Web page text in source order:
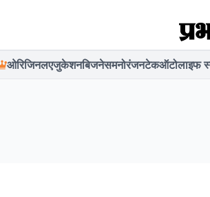
ओरिजिनलएजुकेशनबिजनेसमनोरंजनटेकऑटोलाइफ